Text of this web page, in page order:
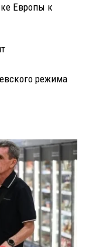
Европы к
режима